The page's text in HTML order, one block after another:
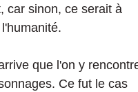
car sinon, ce serait à
que l'on y
Ce fut le cas